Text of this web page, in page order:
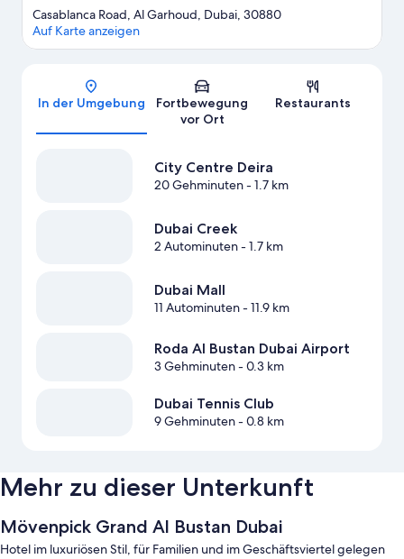
Karte
Casablanca Road, Al Garhoud, Dubai, 30880
Auf Karte anzeigen
In der Umgebung
Fortbewegung
vor Ort
Restaurants
City Centre Deira
20 Gehminuten- 1.7 km
Dubai Creek
2 Autominuten- 1.7 km
Dubai Mall
11 Autominuten- 11.9 km
Roda Al Bustan Dubai Airport
3 Gehminuten- 0.3 km
Dubai Tennis Club
9 Gehminuten- 0.8 km
Mehr zu dieser Unterkunft
Mövenpick Grand Al Bustan Dubai
Hotel im luxuriösen Stil, für Familien und im Geschäftsviertel gelegen